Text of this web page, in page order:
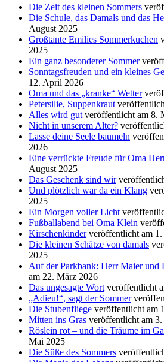
Die Zeit des kleinen Sommers
Die Schule, das Damals und das
August 2025
Großtante Emilies Sommerkuchen
2025
Ein ganz besonderer Sommer
Sonntagsfreuden und ein kleines
12. April 2026
Oma und das „kranke“ Wetter
Petersilie, Suppenkraut
Alles wird gut veröffentlicht am 8.
Nicht in unserem Alter?
Lasse deine Seele baumeln
2026
Eine verrückte Freude für Oma
August 2025
Das Geschenk sind wir
Und plötzlich war da ein Klang
2025
Ein Morgen voller Licht
Fußballabend bei Oma Klein
Kirschenkinder veröffentlicht am
Die kleinen Schätze von damals
2025
Auf der Parkbank: Herr Maier und
am 22. März 2026
Das ungesagte Wort veröffentlicht
„Adieu!“, sagt der Sommer
Die Stubenfliege veröffentlicht am
Mitten ins Gras veröffentlicht am
Röslein rot – und die Träume im
Mai 2025
Die Süße des Sommers